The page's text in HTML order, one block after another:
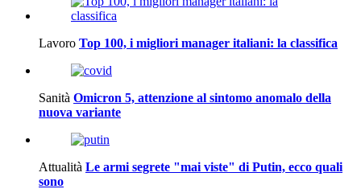
Lavoro Top 100, i migliori manager italiani: la classifica
Sanità Omicron 5, attenzione al sintomo anomalo della
nuova variante
Attualità Le armi segrete "mai viste" di Putin, ecco quali
sono